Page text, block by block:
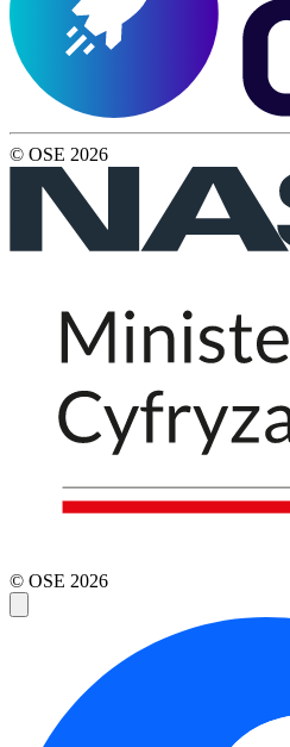
© OSE 2026
© OSE 2026